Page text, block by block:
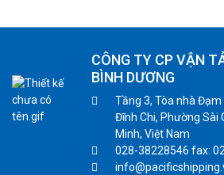
CÔNG TY CP VẬN
BÌNH DƯƠNG
Tầng 3, Tòa nhà
Đĩnh Chi, Phường Sài
Minh, Việt Nam
028-38228546 fax: